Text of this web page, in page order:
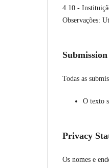
4.10 -
Observações:
Todas as
O texto
Privacy
Os nomes e